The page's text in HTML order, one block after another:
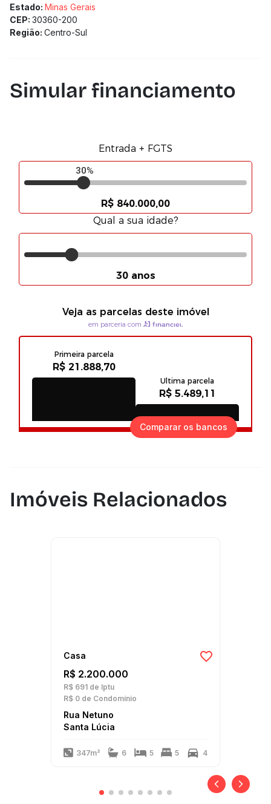
Estado: Minas Gerais
CEP: 30360-200
Região: Centro-Sul
Simular financiamento
Comparar os bancos
Imóveis Relacionados
Casa
R$ 2.200.000
R$ 691 de Iptu
R$ 0 de Condomínio
Rua Netuno
Santa Lúcia
347m² 6 5 5 4